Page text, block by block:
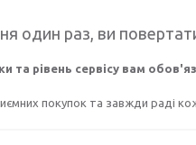
один раз, ви
та рівень сервісу вам
покупок та завжди раді